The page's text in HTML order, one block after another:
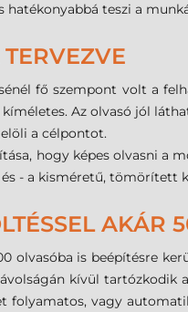
hatékonyabbá teszi a
fő szempont volt a
kíméletes. Az olvasó jól
a célpontot.
hogy képes olvasni a
- a kisméretű, tömörített
AKÁR
olvasóba is beépítésre
kívül tartózkodik
folyamatos, vagy